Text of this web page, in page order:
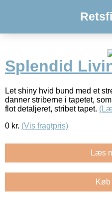
Splendid
Let shiny hvid bund med et
danner striberne i tapetet,
flot detaljeret, stribet tapet.
0 kr. (Vis fragtpris)
Læs
Køb